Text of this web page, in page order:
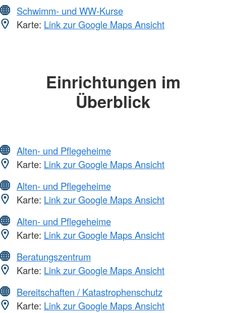
Schwimm- und WW-Kurse
Karte: Link zur Google Maps Ansicht
Einrichtungen im
Überblick
Alten- und Pflegeheime
Karte: Link zur Google Maps Ansicht
Alten- und Pflegeheime
Karte: Link zur Google Maps Ansicht
Alten- und Pflegeheime
Karte: Link zur Google Maps Ansicht
Beratungszentrum
Karte: Link zur Google Maps Ansicht
Bereitschaften / Katastrophenschutz
Karte: Link zur Google Maps Ansicht